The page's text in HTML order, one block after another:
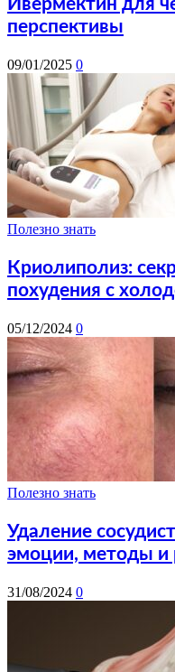
Ивермектин для
перспективы
09/01/2025 0
Полезно знать
Криолиполиз:
похудения с
05/12/2024 0
Полезно знать
Удаление
эмоции, методы и
31/08/2024 0